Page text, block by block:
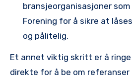
bransjeorganisasjoner som‌
Forening for å sikre​ at
og pålitelig.
Et annet viktig skritt er å
direkte‍ for å be om referanser